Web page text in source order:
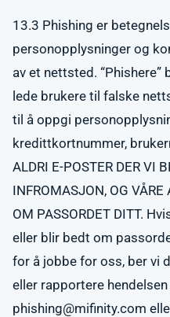
13.3 Phishing er
personopplysninger og
av et nettsted.
lede brukere til falske
til å oppgi
kredittkortnummer,
ALDRI E-POSTER DER VI
INFROMASJON, OG
OM PASSORDET DITT.
eller blir bedt om
for å jobbe for oss, ber vi
eller rapportere
phishing@mifinity.com